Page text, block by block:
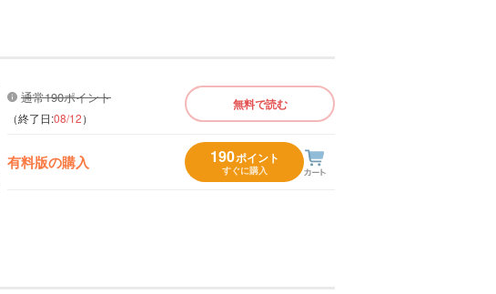
通常190ポイント
（終了日:08/12）
無料で読む
有料版の購入 190ポイント
すぐに購入